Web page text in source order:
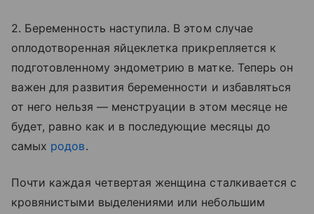
2. Беременность наступила. В этом случае
оплодотворенная яйцеклетка прикрепляется к
подготовленному эндометрию в матке. Теперь он
важен для развития беременности и избавляться
от него нельзя — менструации в этом месяце не
будет, равно как и в последующие месяцы до
самых родов.
Почти каждая четвертая женщина сталкивается с
кровянистыми выделениями или небольшим